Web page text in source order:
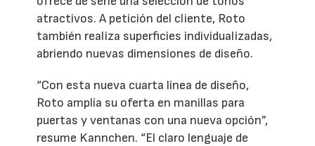
atractivos. A petición del cliente, Roto
también realiza superficies individualizadas,
abriendo nuevas dimensiones de diseño.
“Con esta nueva cuarta línea de diseño,
Roto amplía su oferta en manillas para
puertas y ventanas con una nueva opción”,
resume Kannchen. “El claro lenguaje de